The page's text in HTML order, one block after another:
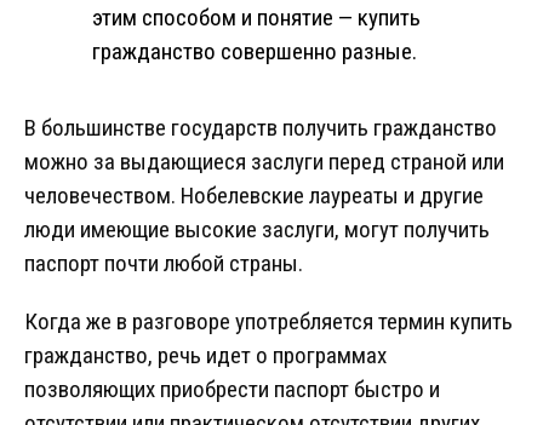
этим способом и понятие — купить
гражданство совершенно разные.
В большинстве государств получить гражданство
можно за выдающиеся заслуги перед страной или
человечеством. Нобелевские лауреаты и другие
люди имеющие высокие заслуги, могут получить
паспорт почти любой страны.
Когда же в разговоре употребляется термин купить
гражданство, речь идет о программах
позволяющих приобрести паспорт быстро и